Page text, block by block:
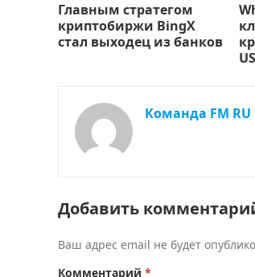
Главным стратегом
криптобиржи BingX
стал выходец из банков
Команда FM RU
Добавить
Ваш адрес email не будет
Комментарий *